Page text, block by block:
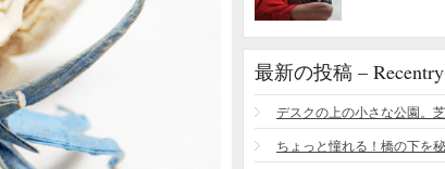
最新の投稿 – Recentry